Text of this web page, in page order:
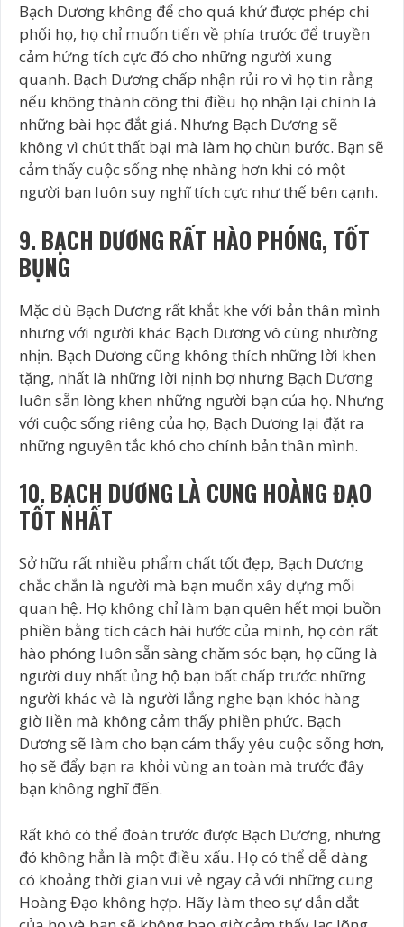
Bạch Dương không để cho quá khứ được phép chi
phối họ, họ chỉ muốn tiến về phía trước để truyền
cảm hứng tích cực đó cho những người xung
quanh. Bạch Dương chấp nhận rủi ro vì họ tin rằng
nếu không thành công thì điều họ nhận lại chính là
những bài học đắt giá. Nhưng Bạch Dương sẽ
không vì chút thất bại mà làm họ chùn bước. Bạn sẽ
cảm thấy cuộc sống nhẹ nhàng hơn khi có một
người bạn luôn suy nghĩ tích cực như thế bên cạnh.
9. BẠCH DƯƠNG RẤT HÀO PHÓNG, TỐT
BỤNG
Mặc dù Bạch Dương rất khắt khe với bản thân mình
nhưng với người khác Bạch Dương vô cùng nhường
nhịn. Bạch Dương cũng không thích những lời khen
tặng, nhất là những lời nịnh bợ nhưng Bạch Dương
luôn sẵn lòng khen những người bạn của họ. Nhưng
với cuộc sống riêng của họ, Bạch Dương lại đặt ra
những nguyên tắc khó cho chính bản thân mình.
10. BẠCH DƯƠNG LÀ CUNG HOÀNG ĐẠO
TỐT NHẤT
Sở hữu rất nhiều phẩm chất tốt đẹp, Bạch Dương
chắc chắn là người mà bạn muốn xây dựng mối
quan hệ. Họ không chỉ làm bạn quên hết mọi buồn
phiền bằng tích cách hài hước của mình, họ còn rất
hào phóng luôn sẵn sàng chăm sóc bạn, họ cũng là
người duy nhất ủng hộ bạn bất chấp trước những
người khác và là người lắng nghe bạn khóc hàng
giờ liền mà không cảm thấy phiền phức. Bạch
Dương sẽ làm cho bạn cảm thấy yêu cuộc sống hơn,
họ sẽ đẩy bạn ra khỏi vùng an toàn mà trước đây
bạn không nghĩ đến.
Rất khó có thể đoán trước được Bạch Dương, nhưng
đó không hẳn là một điều xấu. Họ có thể dễ dàng
có khoảng thời gian vui vẻ ngay cả với những cung
Hoàng Đạo không hợp. Hãy làm theo sự dẫn dắt